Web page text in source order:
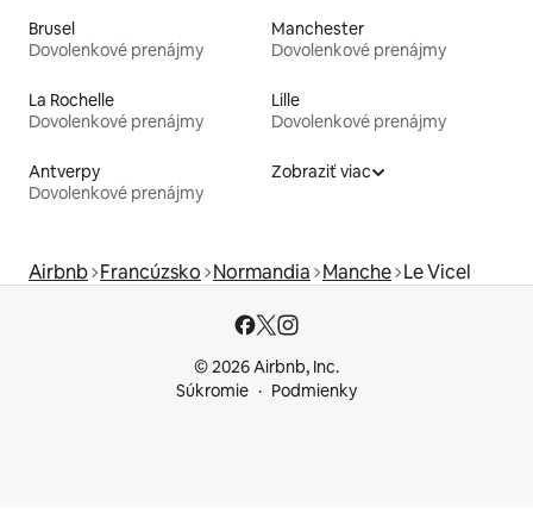
Brusel
Dovolenkové prenájmy
Manchester
Dovolenkové prenájmy
La Rochelle
Dovolenkové prenájmy
Lille
Dovolenkové prenájmy
Antverpy
Dovolenkové prenájmy
Zobraziť viac
Airbnb Francúzsko Normandia Manche Le Vicel
© 2026 Airbnb, Inc.
Súkromie
Podmienky